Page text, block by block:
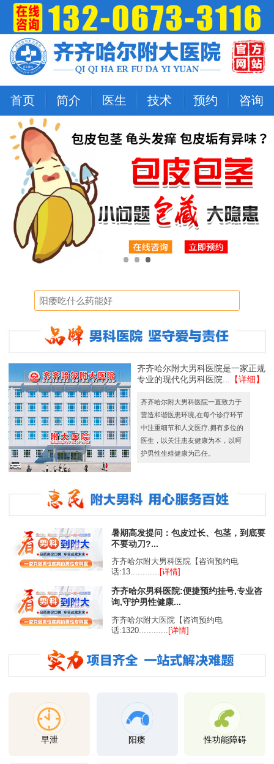
首页 简介 医生 技术 预约 咨询
齐齐哈尔附大男科医院是一家正规
专业的现代化男科医院...
【详细】
齐齐哈尔附大男科医院一直致力于
营造和谐医患环境,在每个诊疗环节
中注重细节和人文医疗,拥有多位的
医生，以关注患友健康为本，以呵
护男性生殖健康为己任。
暑期高发提问：包皮过长、包茎，到底要
不要动刀?...
齐齐哈尔附大男科医院【咨询预约电
话:13............ [详情]
齐齐哈尔男科医院:便捷预约挂号,专业咨
询,守护男性健康...
齐齐哈尔附大医院【咨询预约电
话:1320............
[详情]
早泄 阳痿 性功能障碍